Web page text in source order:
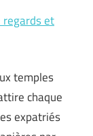
regards et
temples
chaque
expatriés